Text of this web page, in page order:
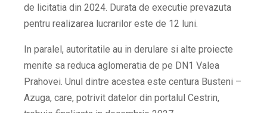
de licitatia din 2024. Durata de executie prevazuta
pentru realizarea lucrarilor este de 12 luni.
In paralel, autoritatile au in derulare si alte proiecte
menite sa reduca aglomeratia de pe DN1 Valea
Prahovei. Unul dintre acestea este centura Busteni –
Azuga, care, potrivit datelor din portalul Cestrin,